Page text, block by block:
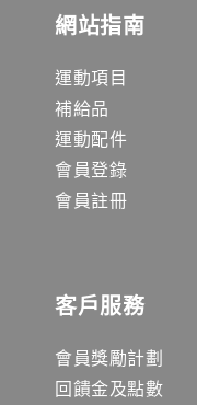
網站指南
運動項目
補給品
運動配件
會員登錄
會員註冊
客戶服務
會員獎勵計劃
回饋金及點數